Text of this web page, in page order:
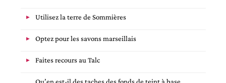
Utilisez la terre de Sommières
Optez pour les savons marseillais
Faites recours au Talc